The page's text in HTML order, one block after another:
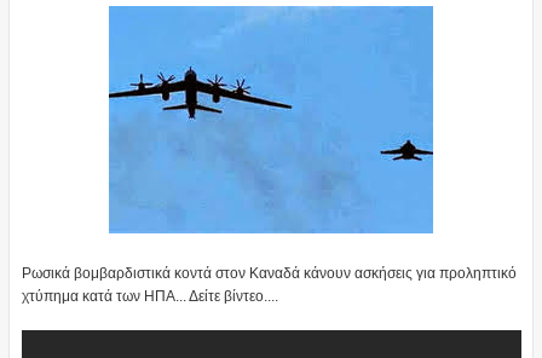
Ρωσικά βομβαρδιστικά κοντά στον Καναδά κάνουν ασκήσεις για προληπτικό
χτύπημα κατά των ΗΠΑ... Δείτε βίντεο....